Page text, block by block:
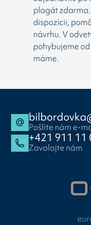
plagát zdarma.
dispozícii,
návrhu. V
pohybujeme
máme.
Pošlite nám e-
+421 911 11
Zavolajte nám